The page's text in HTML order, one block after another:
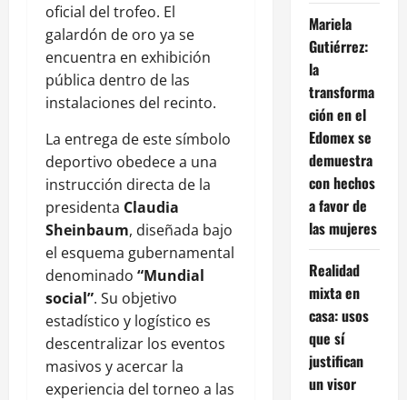
oficial del trofeo. El
galardón de oro ya se
encuentra en exhibición
pública dentro de las
instalaciones del recinto.
La entrega de este símbolo
deportivo obedece a una
instrucción directa de la
presidenta Claudia
Sheinbaum, diseñada bajo
el esquema gubernamental
denominado “Mundial
social”. Su objetivo
estadístico y logístico es
descentralizar los eventos
masivos y acercar la
experiencia del torneo a las
Mariela
Gutiérrez:
la
transforma
ción en el
Edomex se
demuestra
con hechos
a favor de
las mujeres
Realidad
mixta en
casa: usos
que sí
justifican
un visor